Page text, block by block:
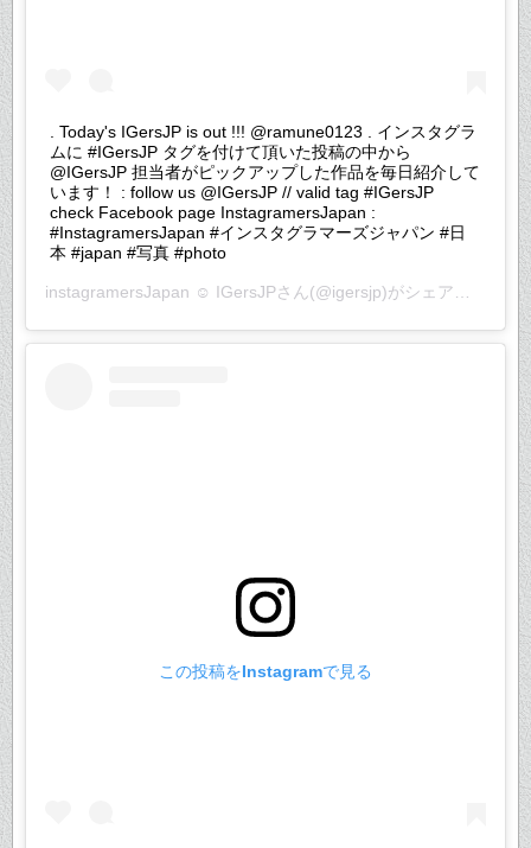
. Today's IGersJP is out !!! @ramune0123 . インスタグラ
ムに #IGersJP タグを付けて頂いた投稿の中から
@IGersJP 担当者がピックアップした作品を毎日紹介して
います！ : follow us @IGersJP // valid tag #IGersJP
check Facebook page InstagramersJapan :
#InstagramersJapan #インスタグラマーズジャパン #日
本 #japan #写真 #photo
instagramersJapan ☺︎ IGersJPさん(@igersjp)がシェアした投稿 –
この投稿をInstagramで見る